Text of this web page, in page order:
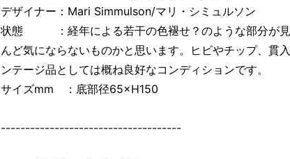
デザイナー：Mari Simmulson/マリ・シミュルソン
状態 ：経年による若干の色褪せ？のような部分が見
んど気にならないものかと思います。ヒビやチップ、貫
ンテージ品としては概ね良好なコンディションです。
サイズmm ：底部径65×H150
-------------------------------------